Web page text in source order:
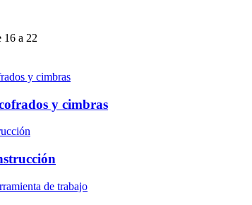
16 a 22
y cimbras